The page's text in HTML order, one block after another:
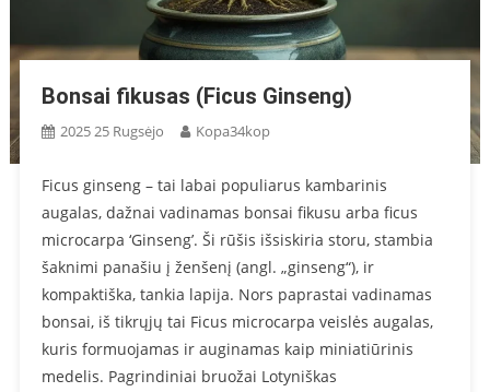
Bonsai fikusas (Ficus Ginseng)
2025 25 Rugsėjo Kopa34kop
Ficus ginseng – tai labai populiarus kambarinis
augalas, dažnai vadinamas bonsai fikusu arba ficus
microcarpa ‘Ginseng’. Ši rūšis išsiskiria storu, stambia
šaknimi panašiu į ženšenį (angl. „ginseng“), ir
kompaktiška, tankia lapija. Nors paprastai vadinamas
bonsai, iš tikrųjų tai Ficus microcarpa veislės augalas,
kuris formuojamas ir auginamas kaip miniatiūrinis
medelis. Pagrindiniai bruožai Lotyniškas